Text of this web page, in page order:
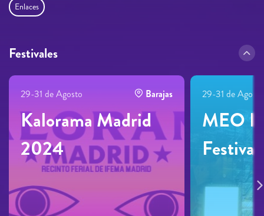
Enlaces
Festivales
29-31 de Agosto Barajas
Kalorama Madrid
2024
29-31 de Agosto
MEO